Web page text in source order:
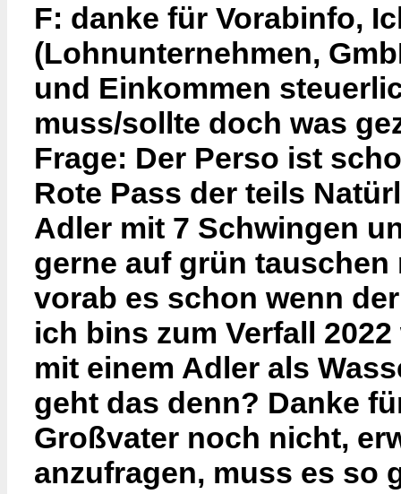
F: danke für Vorabinfo,
(Lohnunternehmen,
und Einkommen
muss/sollte doch was
Frage: Der Perso ist
Rote Pass der teils
Adler mit 7 Schwingen
gerne auf grün tauschen
vorab es schon wenn
ich bins zum Verfall
mit einem Adler als
geht das denn? Danke
Großvater noch nicht,
anzufragen, muss es so